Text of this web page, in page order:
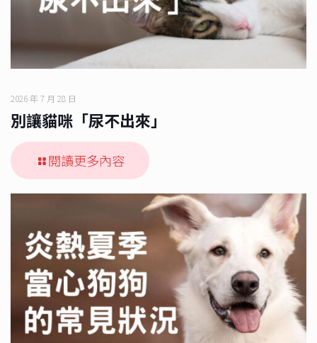
2026 年 7 月 28 日
別讓貓咪「尿不出來」
閱讀更多內容